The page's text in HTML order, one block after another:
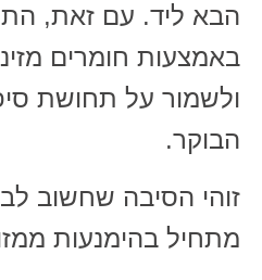
הבא ליד. עם זאת,
באמצעות חומרים
ולשמור על תחושת
הבוקר.
זוהי הסיבה שחשוב
מתחיל בהימנעות